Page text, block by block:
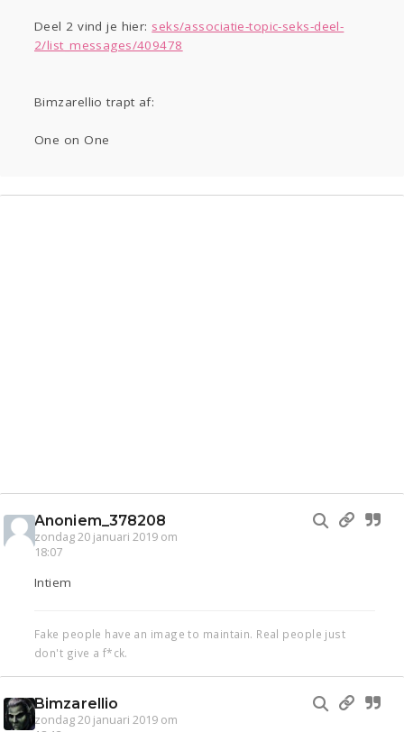
Lezen
Deel 2 vind je hier: seks/associatie-topic-seks-deel-
2/list_messages/409478
Bimzarellio trapt af:
One on One
Anoniem_378208
zondag 20 januari 2019 om
18:07
Intiem
Fake people have an image to maintain. Real people just
don't give a f*ck.
Bimzarellio
zondag 20 januari 2019 om